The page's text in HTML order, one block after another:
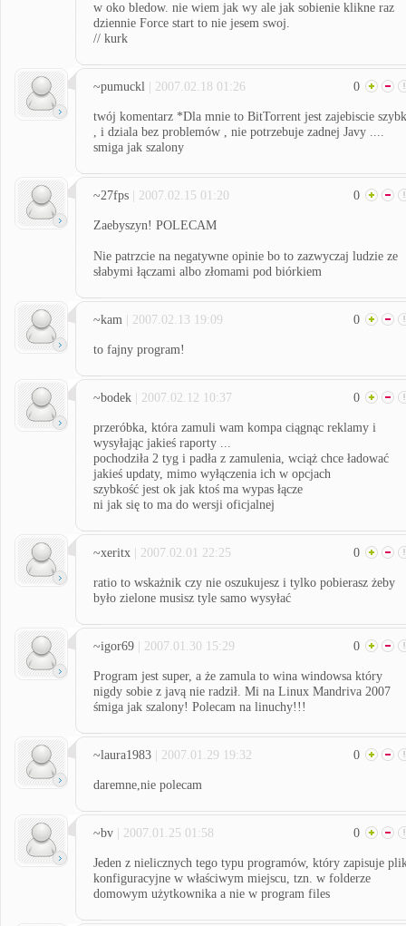
w oko bledow. nie wiem jak wy ale jak sobienie klikne raz
dziennie Force start to nie jesem swoj.
// kurk
~pumuckl | 2007.02.18 01:26 0
twój komentarz *Dla mnie to BitTorrent jest zajebiscie
, i dziala bez problemów , nie potrzebuje zadnej Javy ....
smiga jak szalony
~27fps | 2007.02.15 01:20 0
Zaebyszyn! POLECAM
Nie patrzcie na negatywne opinie bo to zazwyczaj ludzie ze
słabymi łączami albo złomami pod biórkiem
~kam | 2007.02.13 19:09 0
to fajny program!
~bodek | 2007.02.12 10:37 0
przeróbka, która zamuli wam kompa ciągnąc reklamy i
wysyłając jakieś raporty ...
pochodziła 2 tyg i padła z zamulenia, wciąż chce ładować
jakieś updaty, mimo wyłączenia ich w opcjach
szybkość jest ok jak ktoś ma wypas łącze
ni jak się to ma do wersji oficjalnej
~xeritx | 2007.02.01 22:25 0
ratio to wskażnik czy nie oszukujesz i tylko pobierasz żeby
było zielone musisz tyle samo wysyłać
~igor69 | 2007.01.30 15:29 0
Program jest super, a że zamula to wina windowsa który
nigdy sobie z javą nie radził. Mi na Linux Mandriva 2007
śmiga jak szalony! Polecam na linuchy!!!
~laura1983 | 2007.01.29 19:32 0
daremne,nie polecam
~bv | 2007.01.25 01:58 0
Jeden z nielicznych tego typu programów, który zapisuje
konfiguracyjne w właściwym miejscu, tzn. w folderze
domowym użytkownika a nie w program files